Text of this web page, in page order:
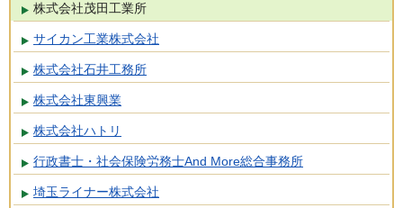
株式会社茂田工業所
サイカン工業株式会社
株式会社石井工務所
株式会社東興業
株式会社ハトリ
行政書士・社会保険労務士And More総合事務所
埼玉ライナー株式会社